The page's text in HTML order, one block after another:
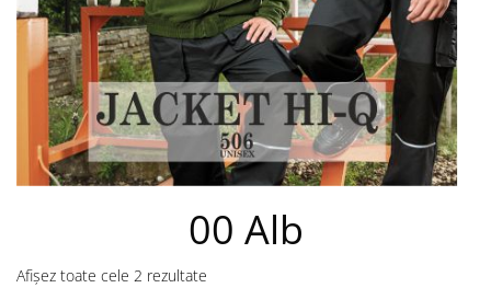
00 Alb
Afișez toate cele 2 rezultate